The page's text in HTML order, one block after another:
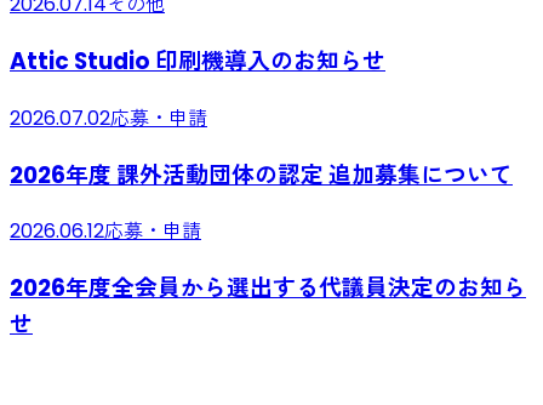
Attic Studio 印刷機導入のお知らせ
2026.07.02応募・申請
2026年度 課外活動団体の認定 追加募集について
2026.06.12応募・申請
2026年度全会員から選出する代議員決定のお知ら
せ